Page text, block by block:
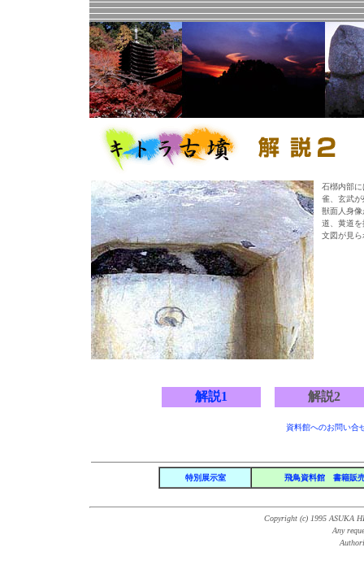
石槨内部
雀、玄武
獣面人身
道、黄道
文図が見
解説1 解説2
資料館へのお問い合
特別展示室 飛鳥資料館 書籍販
Copyright (c) 1995 ASUKA
Any